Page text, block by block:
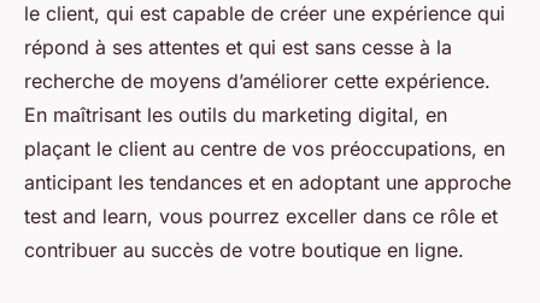
le client, qui est capable de créer une expérience qui
répond à ses attentes et qui est sans cesse à la
recherche de moyens d’améliorer cette expérience.
En maîtrisant les outils du marketing digital, en
plaçant le client au centre de vos préoccupations, en
anticipant les tendances et en adoptant une approche
test and learn, vous pourrez exceller dans ce rôle et
contribuer au succès de votre boutique en ligne.